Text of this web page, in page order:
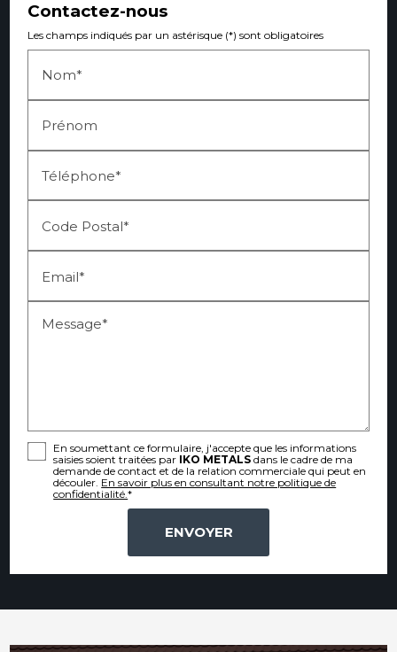
Contactez-nous
Les champs indiqués par un astérisque (*) sont obligatoires
Nom*
Prénom
Téléphone*
Code Postal*
Email*
Message*
En soumettant ce formulaire, j'accepte que les informations
saisies soient traitées par IKO METALS dans le cadre de ma
demande de contact et de la relation commerciale qui peut en
découler. En savoir plus en consultant notre politique de
confidentialité.*